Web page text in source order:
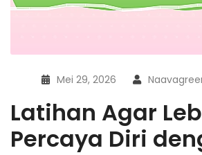
Mei 29, 2026
Latihan Agar
Percaya Diri